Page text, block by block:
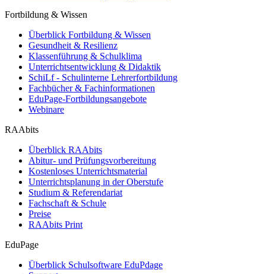
Fortbildung & Wissen
Überblick Fortbildung & Wissen
Gesundheit & Resilienz
Klassenführung & Schulklima
Unterrichtsentwicklung & Didaktik
SchiLf - Schulinterne Lehrerfortbildung
Fachbücher & Fachinformationen
EduPage-Fortbildungsangebote
Webinare
RAAbits
Überblick RAAbits
Abitur- und Prüfungsvorbereitung
Kostenloses Unterrichtsmaterial
Unterrichtsplanung in der Oberstufe
Studium & Referendariat
Fachschaft & Schule
Preise
RAAbits Print
EduPage
Überblick Schulsoftware EduPdage